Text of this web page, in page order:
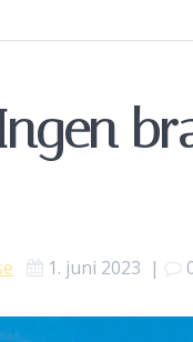
1. juni 2023 |